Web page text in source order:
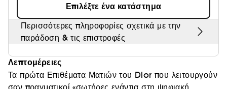
Επιλέξτε ένα κατάστημα
Περισσότερες πληροφορίες σχετικά με την
παράδοση & τις επιστροφές
Λεπτομέρειες
Τα πρώτα Επιθέματα Ματιών του Dior που λειτουργούν
σαν πραγματικοί «σωτήρες ενάντια στη ψηφιακή